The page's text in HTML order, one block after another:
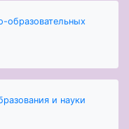
образовательных
и науки